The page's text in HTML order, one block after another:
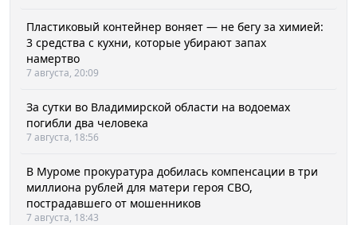
Пластиковый контейнер воняет — не бегу за химией:
3 средства с кухни, которые убирают запах
намертво
7 августа, 20:09
За сутки во Владимирской области на водоемах
погибли два человека
7 августа, 18:56
В Муроме прокуратура добилась компенсации в три
миллиона рублей для матери героя СВО,
пострадавшего от мошенников
7 августа, 18:43